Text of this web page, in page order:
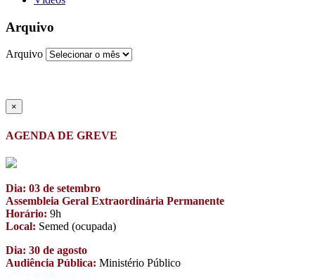
Arquivo
Arquivo
×
AGENDA DE GREVE
Dia: 03 de setembro
Assembleia Geral Extraordinária Permanente
Horário: 9h
Local: Semed (ocupada)
Dia: 30 de agosto
Audiência Pública: Ministério Público